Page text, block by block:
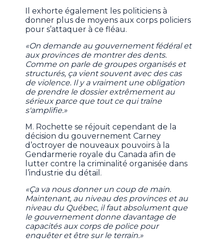
Il exhorte également les politiciens à
donner plus de moyens aux corps policiers
pour s’attaquer à ce fléau.
«On demande au gouvernement fédéral et
aux provinces de montrer des dents.
Comme on parle de groupes organisés et
structurés, ça vient souvent avec des cas
de violence. Il y a vraiment une obligation
de prendre le dossier extrêmement au
sérieux parce que tout ce qui traîne
s'amplifie.»
M. Rochette se réjouit cependant de la
décision du gouvernement Carney
d’octroyer de nouveaux pouvoirs à la
Gendarmerie royale du Canada afin de
lutter contre la criminalité organisée dans
l’industrie du détail.
«Ça va nous donner un coup de main.
Maintenant, au niveau des provinces et au
niveau du Québec, il faut absolument que
le gouvernement donne davantage de
capacités aux corps de police pour
enquêter et être sur le terrain.»